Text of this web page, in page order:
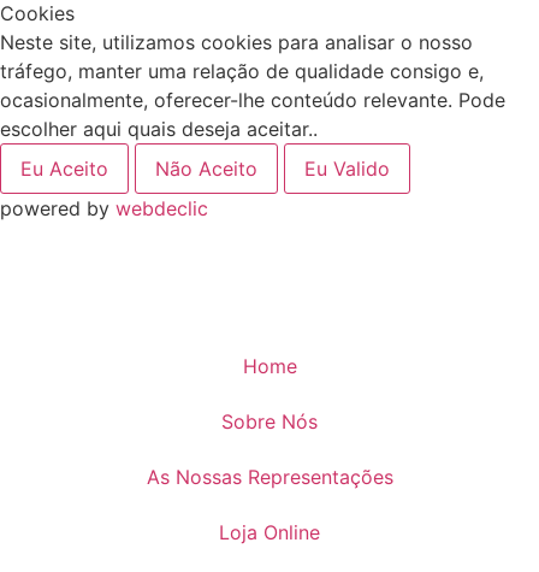
Cookies
Neste site, utilizamos cookies para analisar o nosso
tráfego, manter uma relação de qualidade consigo e,
ocasionalmente, oferecer-lhe conteúdo relevante. Pode
escolher aqui quais deseja aceitar..
Eu Aceito
Não Aceito
Eu Valido
powered by webdeclic
Home
Sobre Nós
As Nossas Representações
Loja Online